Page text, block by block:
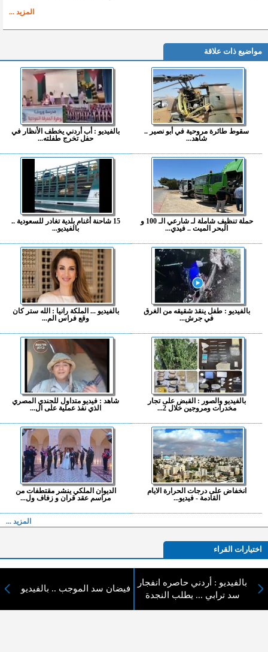
المزيد ...
مواضيع ذات علاقة
سقوط طائرة مروحية في أبو نصير ..
شاهد...
بالفيديو : أب أردني يخطف الأنظار في
حفل تخرج طفلته...
حملة تنظيف شاملة لـ شارعي الـ 100 و
البحر الميت .. فيدي...
15 شاحنة أغنام بلدية تغادر للسعودية ..
بالفيديو...
بالفيديو : طفل ينقذ شقيقه من الغرق
في جرش...
بالفيديو ... الملكة رانيا : الله ستر كان
وقع فراس الم...
بالفيديو والصور : القبض على تجار
مخدرات ومروجين خلال 2...
شاهد : فيديو متداول للجندي المصري
الذي نفذ عملية على ال...
انخفاض على درجات الحرارة الايام
القادمة - فيديو...
الديوان الملكي ينشر مقتطفات من
مراسم عقد قران و زفاف ول...
المزيد ...
اختيارات القراء
لا يوجد مقالات
بالفيديو : أردني حاصره انفجار
سد ترابي ... يطلب النجدة
فيضان سد الموجب .. بالفيديو